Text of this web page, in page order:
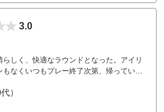
3.0
しく、快適なラウンドとなった。アイリ
なくいつもプレー終了次第、帰っていた
で、今まで食べた中で一番美味しかった
）